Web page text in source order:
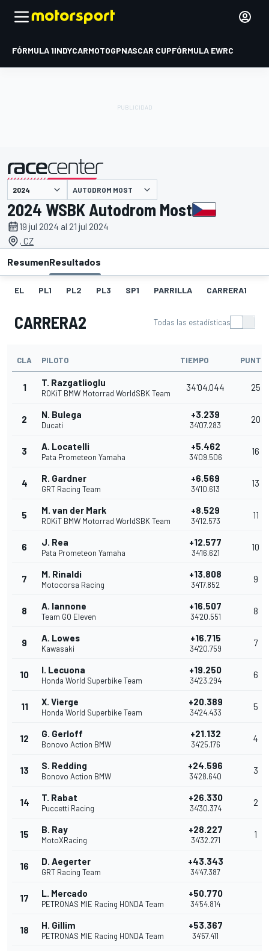
FÓRMULA 1INDYCARMOTOGPNASCAR CUPFÓRMULA EWRC
presentado por AUTODROM MOST
2024 WSBK Autodrom Most
19 jul 2024 al 21 jul 2024
, CZ
ResumenResultados
EL PL1 PL2 PL3 SP1 PARRILLA CARRERA1
CARRERA2 Todas las estadísticas
CLA PILOTO TIEMPO
1 T. Razgatlioglu
ROKiT BMW Motorrad WorldSBK Team
34'04.044 25
2 N. Bulega
Ducati
+3.239
34'07.283
20
3 A. Locatelli
Pata Prometeon Yamaha
+5.462
34'09.506
16
4 R. Gardner
GRT Racing Team
+6.569
34'10.613
13
5 M. van der Mark
ROKiT BMW Motorrad WorldSBK Team
+8.529
34'12.573
11
6 J. Rea
Pata Prometeon Yamaha
+12.577
34'16.621
10
7 M. Rinaldi
Motocorsa Racing
+13.808
34'17.852
9
8 A. Iannone
Team GO Eleven
+16.507
34'20.551
8
9 A. Lowes
Kawasaki
+16.715
34'20.759
7
10 I. Lecuona
Honda World Superbike Team
+19.250
34'23.294
6
11 X. Vierge
Honda World Superbike Team
+20.389
34'24.433
5
12 G. Gerloff
Bonovo Action BMW
+21.132
34'25.176
4
13 S. Redding
Bonovo Action BMW
+24.596
34'28.640
3
14 T. Rabat
Puccetti Racing
+26.330
34'30.374
2
15 B. Ray
MotoXRacing
+28.227
34'32.271
1
16 D. Aegerter
GRT Racing Team
+43.343
34'47.387
17 L. Mercado
PETRONAS MIE Racing HONDA Team
+50.770
34'54.814
18 H. Gillim
PETRONAS MIE Racing HONDA Team
+53.367
34'57.411